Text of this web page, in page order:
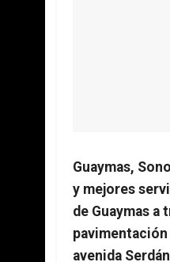
Guaymas,
y mejores
de Guaymas
avenida